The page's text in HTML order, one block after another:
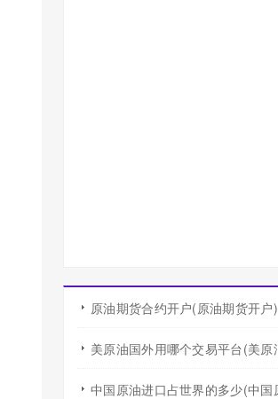
原油期货合约开户(原油期货开户)